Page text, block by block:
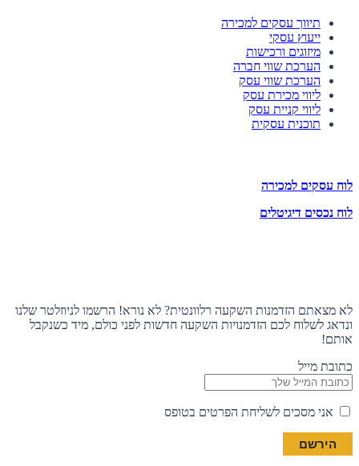
תיווך עסקים למכירה
ייעוץ עסקי
מיזוגים ורכישות
הערכת שווי חברה
הערכת שווי עסק
ליווי מכירת עסק
ליווי קניית עסק
תוכנית עסקית
לוח עסקים למכירה
לוח נכסים דיגיטלים
לא מצאתם הזדמנות השקעה רלוונטית? לא נורא! הרשמו לניוזלטר שלנו
ונדאג לשלוח לכם הזדמנויות השקעה חדשות לפני כולם, מיד כשנקבל
אותם!
כתובת מייל
אני מסכים לשליחת הפרטים בטופס